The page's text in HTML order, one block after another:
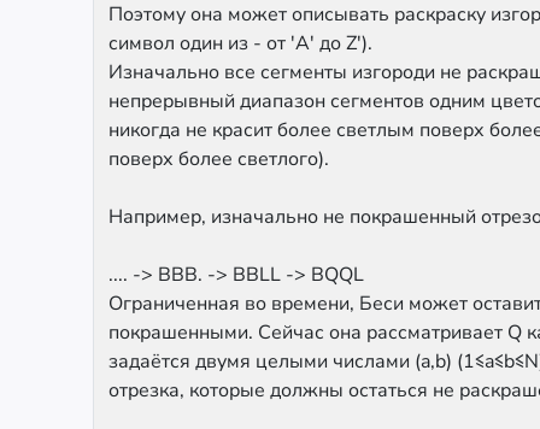
Поэтому она может описывать раскраску
символ один из - от 'A' до Z').
Изначально все сегменты изгороди не
непрерывный диапазон сегментов одним
никогда не красит более светлым поверх
поверх более светлого).
Например, изначально не покрашенный
.... -> BBB. -> BBLL -> BQQL
Ограниченная во времени, Беси может
покрашенными. Сейчас она рассматривает Q
задаётся двумя целыми числами (a,b)
отрезка, которые должны остаться не